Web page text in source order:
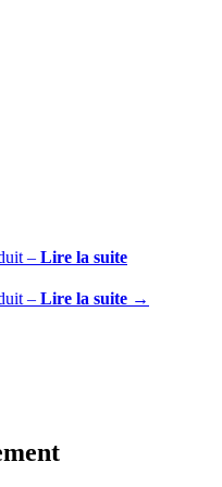
– Lire la suite
– Lire la suite →